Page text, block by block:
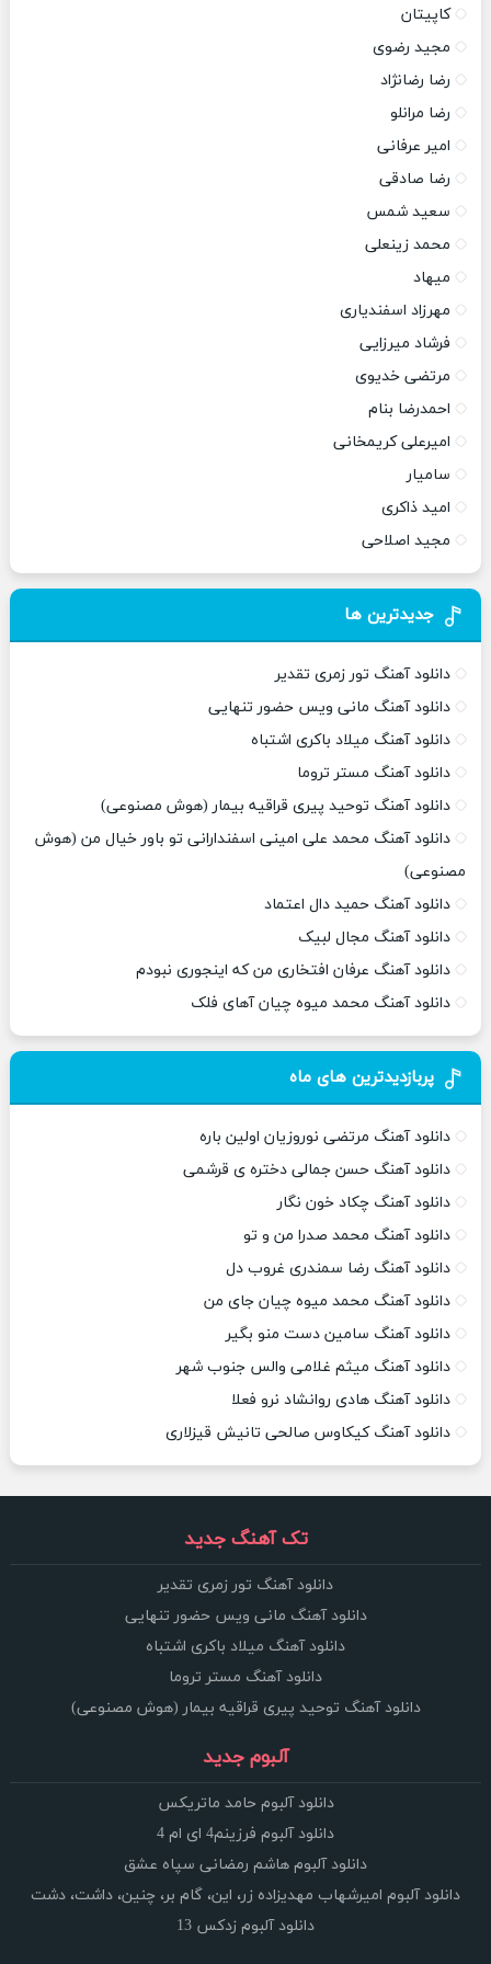
کاپیتان
مجید رضوی
رضا رضانژاد
رضا مرانلو
امیر عرفانی
رضا صادقی
سعید شمس
محمد زینعلی
میهاد
مهرزاد اسفندیاری
فرشاد میرزایی
مرتضی خدیوی
احمدرضا بنام
امیرعلی کریمخانی
سامیار
امید ذاکری
مجید اصلاحی
جدیدترین ها
دانلود آهنگ تور زمری تقدیر
دانلود آهنگ مانی ویس حضور تنهایی
دانلود آهنگ میلاد باکری اشتباه
دانلود آهنگ مستر تروما
دانلود آهنگ توحید پیری قراقیه بیمار (هوش مصنوعی)
دانلود آهنگ محمد علی امینی اسفندارانی تو باور خیال من (هوش
مصنوعی)
دانلود آهنگ حمید دال اعتماد
دانلود آهنگ مجال لبیک
دانلود آهنگ عرفان افتخاری من که اینجوری نبودم
دانلود آهنگ محمد میوه چیان آهای فلک
پربازدیدترین های ماه
دانلود آهنگ مرتضی نوروزیان اولین باره
دانلود آهنگ حسن جمالی دختره ی قرشمی
دانلود آهنگ چکاد خون نگار
دانلود آهنگ محمد صدرا من و تو
دانلود آهنگ رضا سمندری غروب دل
دانلود آهنگ محمد میوه چیان جای من
دانلود آهنگ سامین دست منو بگیر
دانلود آهنگ میثم غلامی والس جنوب شهر
دانلود آهنگ هادی روانشاد نرو فعلا
دانلود آهنگ کیکاوس صالحی تانیش قیزلاری
تک آهنگ جدید
دانلود آهنگ تور زمری تقدیر
دانلود آهنگ مانی ویس حضور تنهایی
دانلود آهنگ میلاد باکری اشتباه
دانلود آهنگ مستر تروما
دانلود آهنگ توحید پیری قراقیه بیمار (هوش مصنوعی)
آلبوم جدید
دانلود آلبوم حامد ماتریکس
دانلود آلبوم فرزینم4 ای ام 4
دانلود آلبوم هاشم رمضانی سپاه عشق
دانلود آلبوم امیرشهاب مهدیزاده زر، این، گام بر، چنین، داشت، دشت
دانلود آلبوم زدکس 13